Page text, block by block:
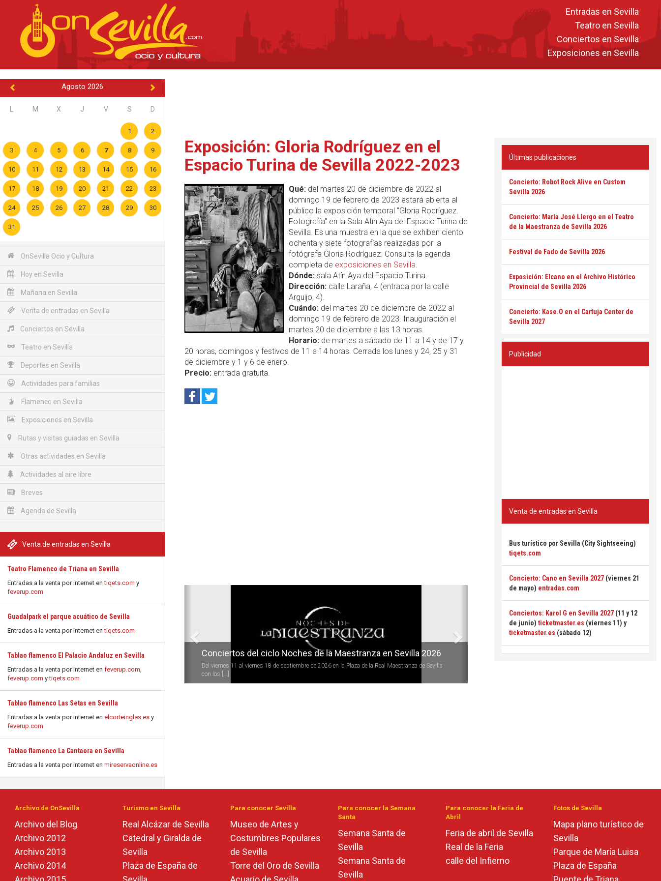
Entradas en Sevilla
Teatro en Sevilla
Conciertos en Sevilla
Exposiciones en Sevilla
Agosto 2026
M X J V S D
1 2
3 4 5 6 7 8 9
10 11 12 13 14 15 16
17 18 19 20 21 22 23
24 25 26 27 28 29 30
31
OnSevilla Ocio y Cultura
Hoy en Sevilla
Mañana en Sevilla
Venta de entradas en Sevilla
Conciertos en Sevilla
Teatro en Sevilla
Deportes en Sevilla
Actividades para familias
Flamenco en Sevilla
Exposiciones en Sevilla
Rutas y visitas guiadas en Sevilla
Otras actividades en Sevilla
Actividades al aire libre
Breves
Agenda de Sevilla
Venta de entradas en Sevilla
Teatro Flamenco de Triana en Sevilla
Entradas a la venta por internet entiqets.com y
feverup.com
Guadalpark el parque acuático de Sevilla
Entradas a la venta por internet entiqets.com
Tablao flamenco El Palacio Andaluz en Sevilla
Entradas a la venta por internet en feverup.com,
feverup.com ytiqets.com
Tablao flamenco Las Setas en Sevilla
Entradas a la venta por internet en elcorteingles.es y
feverup.com
Tablao flamenco La Cantaora en Sevilla
Entradas a la venta por internet en mireservaonline.es
Exposición: Gloria Rodríguez en el
Espacio Turina de Sevilla 2022-2023
Qué:del martes 20 de diciembre de 2022 al
domingo 19 de febrero de 2023 estará abierta al
público la exposición temporal "Gloria Rodríguez.
Fotografía" en la Sala Atín Aya del Espacio Turina de
Sevilla. Es una muestra en la que se exhiben ciento
ochenta y siete fotografías realizadas por la
fotógrafa Gloria Rodríguez. Consulta la agenda
completa de exposiciones en Sevilla.
Dónde:sala Atín Aya del Espacio Turina.
Dirección:calle Laraña, 4 (entrada por la calle
Arguijo, 4).
Cuándo:del martes 20 de diciembre de 2022 al
domingo 19 de febrero de 2023. Inauguración el
martes 20 de diciembre a las 13 horas.
Horario:de martes a sábado de 11 a 14 y de 17 y
20 horas, domingos y festivos de 11 a 14 horas. Cerrada los lunes y 24, 25 y 31
de diciembre y 1 y 6 de enero.
Precio: entrada gratuita.
Conciertos del ciclo Noches de la Maestranza en Sevilla 2026
Del viernes 11 al viernes 18 de septiembre de 2026 en la Plaza de la Real Maestranza de Sevilla
con los [...]
Últimas publicaciones
Concierto: Robot Rock Alive en Custom
Sevilla 2026
Concierto: María José Llergo en el Teatro
de la Maestranza de Sevilla 2026
Festival de Fado de Sevilla 2026
Exposición: Elcano en el Archivo Histórico
Provincial de Sevilla 2026
Concierto: Kase.O en el Cartuja Center de
Sevilla 2027
Publicidad
Venta de entradas en Sevilla
Bus turístico por Sevilla (City Sightseeing)
tiqets.com
Concierto: Cano en Sevilla 2027 (viernes 21
de mayo) entradas.com
Conciertos: Karol G en Sevilla 2027 (11 y 12
de junio) ticketmaster.es (viernes 11) y
ticketmaster.es (sábado 12)
Archivo de OnSevilla
Archivo del Blog
Archivo 2012
Archivo 2013
Archivo 2014
Turismo en Sevilla
Real Alcázar de Sevilla
Catedral y Giralda de
Sevilla
Plaza de España de
Para conocer Sevilla
Museo de Artes y
Costumbres Populares
de Sevilla
Torre del Oro de Sevilla
Para conocer la Semana
Santa
Semana Santa de
Sevilla
Semana Santa de
Sevilla
Para conocer la Feria de
Abril
Feria de abril de Sevilla
Real de la Feria
calle del Infierno
Fotos de Sevilla
Mapa plano turístico de
Sevilla
Parque de María Luisa
Plaza de España